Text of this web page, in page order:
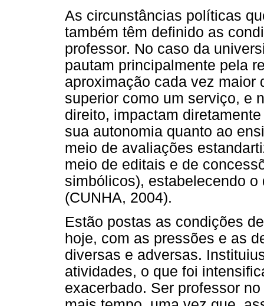
As circunstâncias políticas
também têm definido as
professor. No caso da
pautam principalmente pela
aproximação cada vez maior
superior como um serviço, e
direito, impactam
sua autonomia quanto ao
meio de avaliações
meio de editais e de
simbólicos), estabelecendo
(CUNHA, 2004).
Estão postas as condições
hoje, com as pressões e as
diversas e adversas.
atividades, o que foi
exacerbado. Ser professor